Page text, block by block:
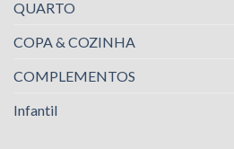
QUARTO
COPA & COZINHA
COMPLEMENTOS
Infantil